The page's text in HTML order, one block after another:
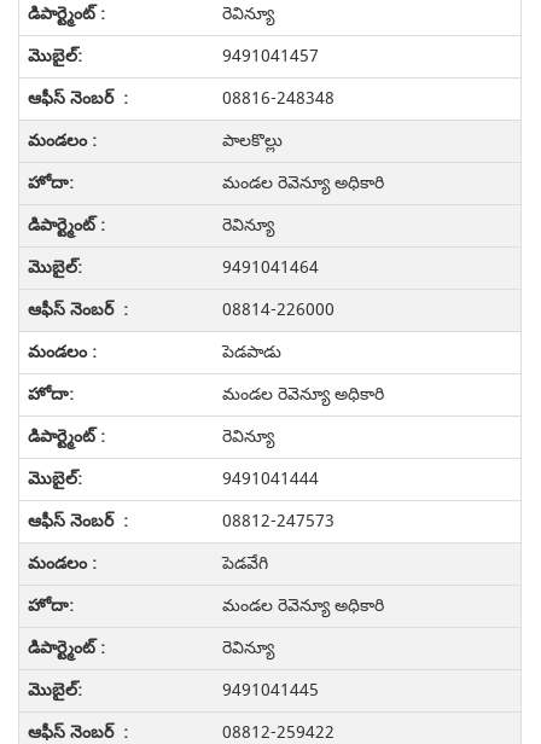
రెవిన్యూ
9491041457
08816-248348
పాలకొల్లు
మండల రెవెన్యూ అధికారి
రెవిన్యూ
9491041464
08814-226000
పెడపాడు
మండల రెవెన్యూ అధికారి
రెవిన్యూ
9491041444
08812-247573
పెడవేగి
మండల రెవెన్యూ అధికారి
రెవిన్యూ
9491041445
08812-259422